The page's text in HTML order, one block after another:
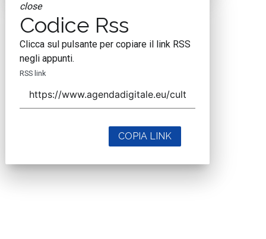
close
Codice Rss
Clicca sul pulsante per copiare il link RSS
negli appunti.
RSS link
COPIA LINK